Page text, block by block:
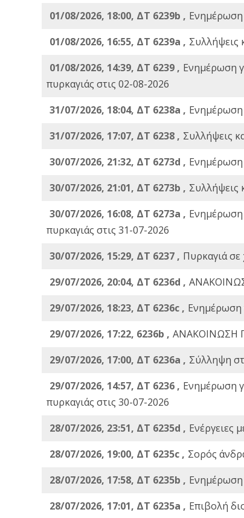
01/08/2026, 18:00, ΔΤ 6239b , Ενημέρωση
01/08/2026, 16:55, ΔΤ 6239a , Συλλήψεις
01/08/2026, 14:39, ΔΤ 6239 , Ενημέρωση
πυρκαγιάς στις 02-08-2026
31/07/2026, 18:04, ΔΤ 6238a , Ενημέρωση
31/07/2026, 17:07, ΔΤ 6238 , Συλλήψεις
30/07/2026, 21:32, ΔΤ 6273d , Ενημέρωση
30/07/2026, 21:01, ΔΤ 6273b , Συλλήψεις
30/07/2026, 16:08, ΔΤ 6273a , Ενημέρωση
πυρκαγιάς στις 31-07-2026
30/07/2026, 15:29, ΔΤ 6237 , Πυρκαγιά
29/07/2026, 20:04, ΔΤ 6236d ,
29/07/2026, 18:23, ΔΤ 6236c , Ενημέρωση
29/07/2026, 17:22, 6236b , ΑΝΑΚΟΙΝΩΣΗ
29/07/2026, 17:00, ΔΤ 6236a , Σύλληψη
29/07/2026, 14:57, ΔΤ 6236 , Ενημέρωση
πυρκαγιάς στις 30-07-2026
28/07/2026, 23:51, ΔΤ 6235d , Ενέργειες
28/07/2026, 19:00, ΔΤ 6235c , Σορός
28/07/2026, 17:58, ΔΤ 6235b , Ενημέρωση
28/07/2026, 17:01, ΔΤ 6235a , Eπιβολή